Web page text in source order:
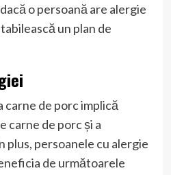
o persoană are alergie
un plan de
de porc implică
carne de porc și a
plus, persoanele cu alergie
de următoarele